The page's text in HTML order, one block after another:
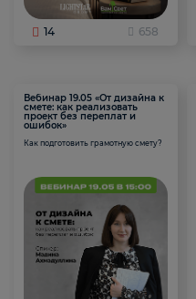
14 658
Вебинар 19.05 «От дизайна к
смете: как реализовать
проект без переплат и
ошибок»
Как подготовить грамотную смету?